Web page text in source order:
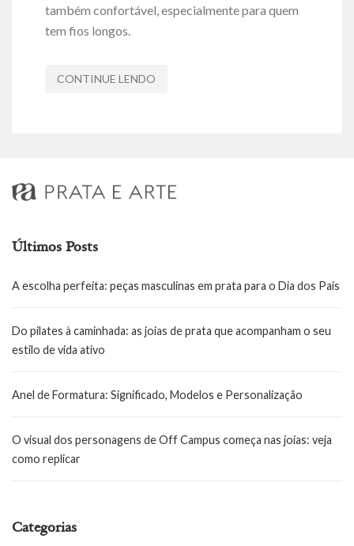
também confortável, especialmente para quem
tem fios longos.
CONTINUE LENDO
Últimos Posts
A escolha perfeita: peças masculinas em prata para o Dia dos Pais
Do pilates à caminhada: as joias de prata que acompanham o seu
estilo de vida ativo
Anel de Formatura: Significado, Modelos e Personalização
O visual dos personagens de Off Campus começa nas joias: veja
como replicar
Categorias